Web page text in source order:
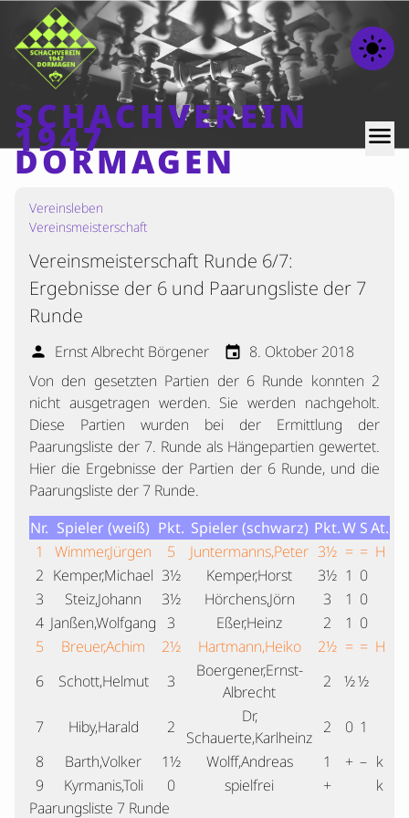
light_mode
SCHACHVEREIN
1947
DORMAGEN
menu
Home
Mannschaften
Ranglisten
Termine
Verschiedenes
Kontakt
Vereinsleben
Vereinsmeisterschaft
Vereinsmeisterschaft Runde 6/7:
Ergebnisse der 6 und Paarungsliste der 7
Runde
person Ernst Albrecht Börgener event 8. Oktober 2018
Von den gesetzten Partien der 6 Runde konnten 2
nicht ausgetragen werden. Sie werden nachgeholt.
Diese Partien wurden bei der Ermittlung der
Paarungsliste der 7. Runde als Hängepartien gewertet.
Hier die Ergebnisse der Partien der 6 Runde, und die
Paarungsliste der 7 Runde.
Nr. Spieler (weiß) Pkt. Spieler (schwarz) Pkt.W SAt.
1
Wimmer,Jürgen 5 Juntermanns,Peter 3½ = = H
2 Kemper,Michael 3½ Kemper,Horst 3½ 1 0
3
Steiz,Johann 3½ Hörchens,Jörn 3 1 0
4 Janßen,Wolfgang 3 Eßer,Heinz 2 1 0
5
Breuer,Achim 2½ Hartmann,Heiko 2½ = = H
6
Schott,Helmut 3
Boergener,Ernst-
Albrecht
2 ½½
7 Hiby,Harald 2
Dr,
Schauerte,Karlheinz
2 0 1
8
Barth,Volker 1½ Wolff,Andreas 1 + – k
9
Kyrmanis,Toli 0 spielfrei +
k
Paarungsliste 7 Runde